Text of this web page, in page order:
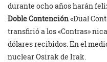
durante ocho años harán
Doble Contención«Dual
transfirió a los «Contras»
dólares recibidos. En el
nuclear Osirak de Irak.